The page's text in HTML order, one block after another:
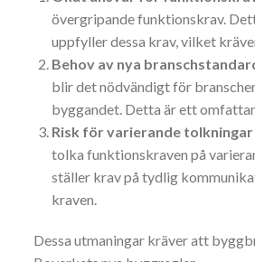
övergripande funktionskrav.
uppfyller dessa krav, vilket
Behov av nya
blir det nödvändigt för
byggandet. Detta är ett
Risk för varierande
tolka funktionskraven på
ställer krav på tydlig
kraven.
Dessa utmaningar kräver att